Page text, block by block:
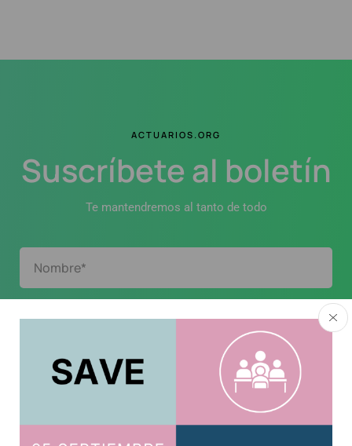
ACTUARIOS.ORG
Suscríbete al boletín
Te mantendremos al tanto de todo
Acepto lapolítica de privacidad